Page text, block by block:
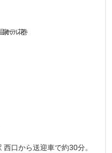
口から送迎車で約30分。